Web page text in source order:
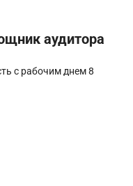
аудитора
с рабочим днем 8